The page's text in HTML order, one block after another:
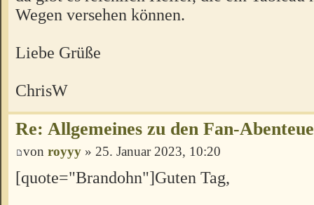
Wegen versehen können.
Liebe Grüße
ChrisW
Re: Allgemeines zu den Fan-
von royyy » 25. Januar 2023, 10:20
[quote="Brandohn"]Guten Tag,